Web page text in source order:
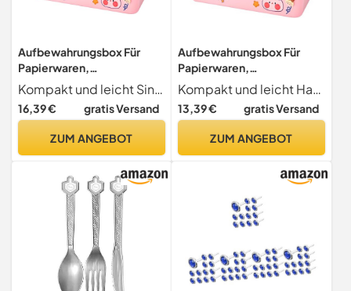
Aufbewahrungsbox Für
Papierwaren,
Werkzeugkasten Für
Papierwaren | Rosa
Tragbare
Griff Für Werkzeugkasten -
Medikamentenbox
Durchsichtiger
Multifunktionaler
Kompakt und leicht Sind Sie müde von der Unordnung im Haus? Diese Briefpapieraufbewahrungsbox bietet eine einfache Aufbewahrung, wenn Sie unterwegs sind oder verschiedene Gegenstände zu Hause organisieren müssen. Das tragbare Design und die leicht zu bewegende Funktionalität machen es zu einer einfachen Lösung, um Ihren Platz zu vereinfachen
16,39 € gratis Versand
ZUM ANGEBOT
Aufbewahrungsbox Für
Papierwaren,
Werkzeugkiste Für
Papierwaren | Rosa
Tragbare Werkzeugkiste,
Aufbewahrungsbox –
Medizinbox, Transparenter
Aufbewahrungsorgani
Kompakt und leicht Haben Sie genug von der Unordnung zu Hause? Diese Aufbewahrungsbox für Schreibwaren bietet eine einfache Aufbewahrung, wenn Sie unterwegs sind oder verschiedene Gegenstände zu Hause organisieren müssen. Sein tragbares Design und die leicht zu bewegende Funktionalität machen es zu einer einfachen Lösung zur Vereinfachung Ihres Platzbedarfs
13,39 € gratis Versand
ZUM ANGEBOT